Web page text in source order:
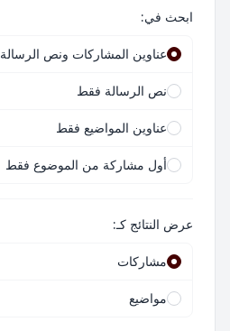
ابحث في:
عناوين المشاركات ونص الرسالة
نص الرسالة فقط
عناوين المواضيع فقط
أول مشاركة من الموضوع فقط
عرض النتائج كـ:
مشاركات
مواضيع